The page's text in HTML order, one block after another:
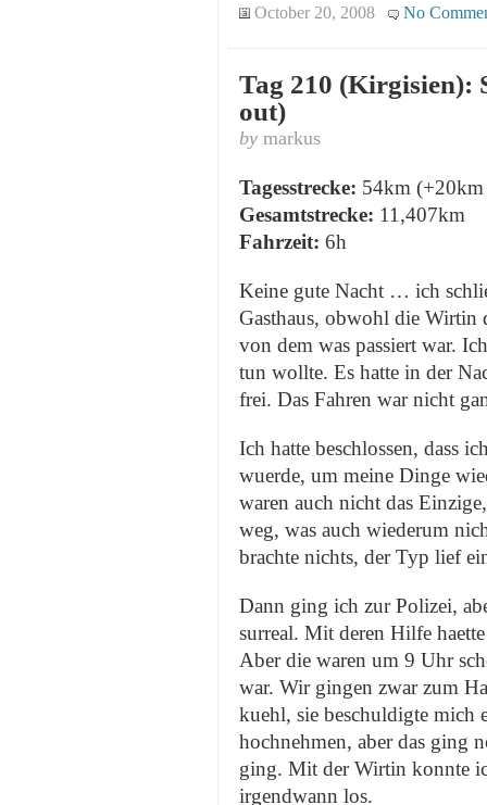
October 20, 2008 No
Tag 210 (Kirgisien):
out)
by markus
Tagesstrecke: 54km
Gesamtstrecke: 11,407km
Fahrzeit: 6h
Keine gute Nacht … ich
Gasthaus, obwohl die Wirtin
von dem was passiert war.
tun wollte. Es hatte in der
frei. Das Fahren war nicht
Ich hatte beschlossen, dass
wuerde, um meine Dinge
waren auch nicht das
weg, was auch wiederum
brachte nichts, der Typ lief
Dann ging ich zur Polizei,
surreal. Mit deren Hilfe
Aber die waren um 9 Uhr
war. Wir gingen zwar zum
kuehl, sie beschuldigte mich
hochnehmen, aber das ging
ging. Mit der Wirtin konnte
irgendwann los.